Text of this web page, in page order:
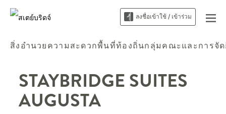
ลงชื่อเข้าใช้ / เข้าร่วม
สิ่งอำนวยความสะดวกพื้นที่ท้องถิ่นกลุ่มคณะและการจั
STAYBRIDGE SUITES
AUGUSTA